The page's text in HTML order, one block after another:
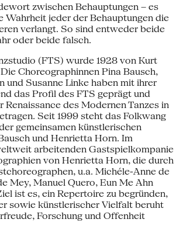
zwischen Behauptungen – es
Wahrheit jeder der Behauptungen die
verlangt. So sind entweder beide
oder beide falsch.
(FTS) wurde 1928 von Kurt
Choreographinnen Pina Bausch,
und Susanne Linke haben mit ihrer
das Profil des FTS geprägt und
Renaissance des Modernen Tanzes in
Seit 1999 steht das Folkwang
gemeinsamen künstlerischen
und Henrietta Horn. Im
arbeitenden Gastspielkompanie
von Henrietta Horn, die durch
u.a. Michéle-Anne de
Mey, Manuel Quero, Eun Me Ahn
ist es, ein Repertoire zu begründen,
sowie künstlerischer Vielfalt beruht
Forschung und Offenheit